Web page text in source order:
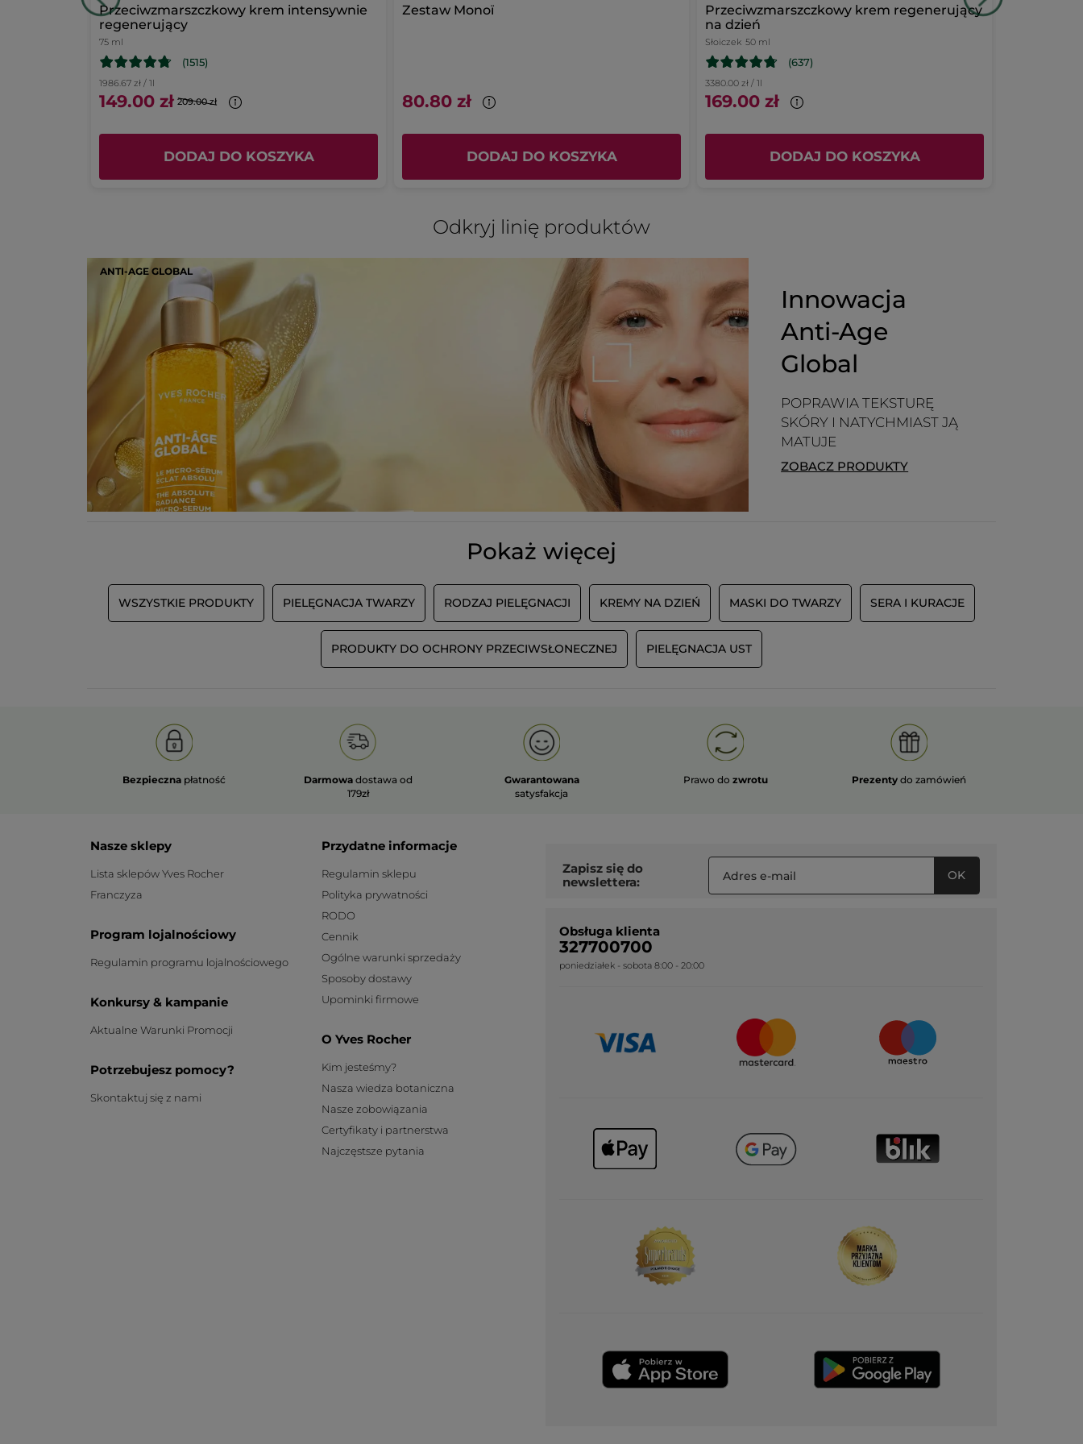
Przeciwzmarszczkowy krem intensywnie
regenerujący
75 ml
(1515)
1986.67 zł / 1l
149.00 zł 209.00 zł
DODAJ DO KOSZYKA
Zestaw Monoï
80.80 zł
DODAJ DO KOSZYKA
Przeciwzmarszczkowy krem regenerujący
na dzień
Słoiczek 50 ml
(637)
3380.00 zł / 1l
169.00 zł
DODAJ DO KOSZYKA
Odkryj linię produktów
ANTI-AGE GLOBAL
Innowacja
Anti-Age
Global
POPRAWIA TEKSTURĘ
SKÓRY I NATYCHMIAST JĄ
MATUJE
ZOBACZ PRODUKTY
Pokaż więcej
WSZYSTKIE PRODUKTY PIELĘGNACJA TWARZY RODZAJ PIELĘGNACJI KREMY NA DZIEŃ MASKI DO TWARZY SERA I KURACJE
PRODUKTY DO OCHRONY PRZECIWSŁONECZNEJ PIELĘGNACJA UST
Bezpieczna płatność Darmowa dostawa od
179zł
Gwarantowana
satysfakcja
Prawo do zwrotu Prezenty do zamówień
Nasze sklepy
Lista sklepów Yves Rocher
Franczyza
Program lojalnościowy
Regulamin programu lojalnościowego
Konkursy & kampanie
Aktualne Warunki Promocji
Potrzebujesz pomocy?
Skontaktuj się z nami
Przydatne informacje
Regulamin sklepu
Polityka prywatności
RODO
Cennik
Ogólne warunki sprzedaży
Sposoby dostawy
Upominki firmowe
O Yves Rocher
Kim jesteśmy?
Nasza wiedza botaniczna
Nasze zobowiązania
Certyfikaty i partnerstwa
Najczęstsze pytania
Zapisz się do
newslettera:
OK
Obsługa klienta
327700700
poniedziałek - sobota 8:00 - 20:00